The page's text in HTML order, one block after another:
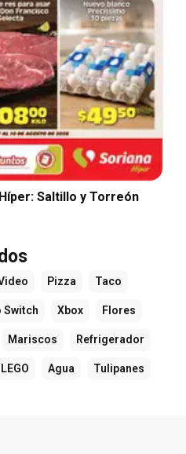
Saltillo y Torreón
Pizza Taco
Switch Xbox Flores
Mariscos Refrigerador
LEGO Agua Tulipanes